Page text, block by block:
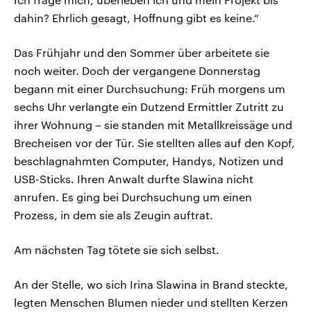
dahin? Ehrlich gesagt, Hoffnung gibt es keine.“
Das Frühjahr und den Sommer über arbeitete sie
noch weiter. Doch der vergangene Donnerstag
begann mit einer Durchsuchung: Früh morgens um
sechs Uhr verlangte ein Dutzend Ermittler Zutritt zu
ihrer Wohnung – sie standen mit Metallkreissäge und
Brecheisen vor der Tür. Sie stellten alles auf den Kopf,
beschlagnahmten Computer, Handys, Notizen und
USB-Sticks. Ihren Anwalt durfte Slawina nicht
anrufen. Es ging bei Durchsuchung um einen
Prozess, in dem sie als Zeugin auftrat.
Am nächsten Tag tötete sie sich selbst.
An der Stelle, wo sich Irina Slawina in Brand steckte,
legten Menschen Blumen nieder und stellten Kerzen